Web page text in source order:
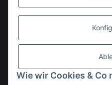
Wie wir Cookies & Co